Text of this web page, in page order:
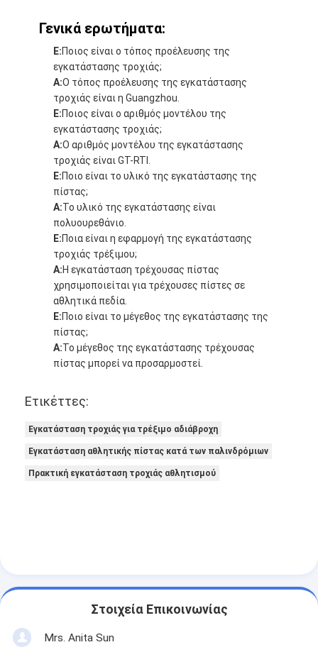
Γενικά ερωτήματα:
Ε:Ποιος είναι ο τόπος προέλευσης της
εγκατάστασης τροχιάς;
Α:Ο τόπος προέλευσης της εγκατάστασης
τροχιάς είναι η Guangzhou.
Ε:Ποιος είναι ο αριθμός μοντέλου της
εγκατάστασης τροχιάς;
Α:Ο αριθμός μοντέλου της εγκατάστασης
τροχιάς είναι GT-RTI.
Ε:Ποιο είναι το υλικό της εγκατάστασης της
πίστας;
Α:Το υλικό της εγκατάστασης είναι
πολυουρεθάνιο.
Ε:Ποια είναι η εφαρμογή της εγκατάστασης
τροχιάς τρέξιμου;
Α:Η εγκατάσταση τρέχουσας πίστας
χρησιμοποιείται για τρέχουσες πίστες σε
αθλητικά πεδία.
Ε:Ποιο είναι το μέγεθος της εγκατάστασης της
πίστας;
Α:Το μέγεθος της εγκατάστασης τρέχουσας
πίστας μπορεί να προσαρμοστεί.
Ετικέττες:
Εγκατάσταση τροχιάς για τρέξιμο αδιάβροχη
Εγκατάσταση αθλητικής πίστας κατά των παλινδρόμιων
Πρακτική εγκατάσταση τροχιάς αθλητισμού
Στοιχεία Επικοινωνίας
Mrs. Anita Sun